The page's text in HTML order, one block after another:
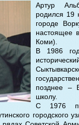
Артур
родился 19
городе
настоящее
Коми).
В 1986
позднее –
школу.
С 1976
городского